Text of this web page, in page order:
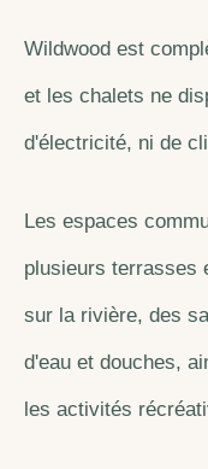
Wildwood est
et les chalets ne
d'électricité, ni de
Les espaces
plusieurs terrasses
sur la rivière, des
d'eau et douches,
les activités